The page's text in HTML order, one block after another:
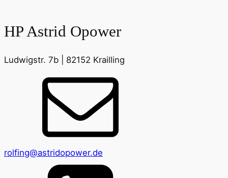
HP Astrid Opower
Ludwigstr. 7b | 82152 Krailling
rolfing@astridopower.de